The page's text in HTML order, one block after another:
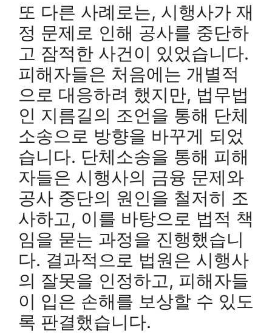
또 다른 사례로는, 시행사가 재
정 문제로 인해 공사를 중단하
고 잠적한 사건이 있었습니다.
피해자들은 처음에는 개별적
으로 대응하려 했지만, 법무법
인 지름길의 조언을 통해 단체
소송으로 방향을 바꾸게 되었
습니다. 단체소송을 통해 피해
자들은 시행사의 금융 문제와
공사 중단의 원인을 철저히 조
사하고, 이를 바탕으로 법적 책
임을 묻는 과정을 진행했습니
다. 결과적으로 법원은 시행사
의 잘못을 인정하고, 피해자들
이 입은 손해를 보상할 수 있도
록 판결했습니다.